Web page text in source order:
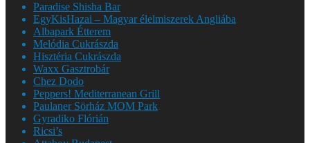
Paradise Shisha Bar
EgyKisHazai – Magyar élelmiszerek Angliába
Albapark Étterem
Melódia Cukrászda
Hisztéria Cukrászda
Waxx Gasztrobár
Chez Dodo
Peppers! Mediterranean Grill
Paulaner Sörház MOM Park
Gyradiko Flórián
Ricsi’s